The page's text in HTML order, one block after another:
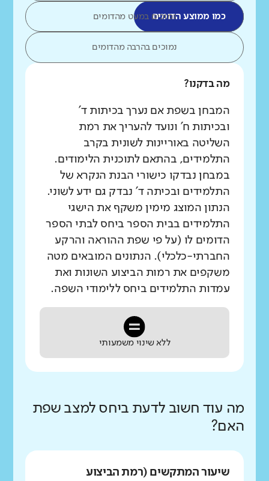
כמו ממוצע הדומיםנמוכים במעט מהדומים
נמוכים בהרבה מהדומים
מה בדקנו?
המבחן בשפת אם נערך בכיתות ד'
ובכיתות ח' ונועד להעריך את רמת
השליטה באוריינות לשונית בקרב
התלמידים, בהתאם לתוכנית הלימודים.
במבחן נבדקו כישורי הבנת הנקרא של
התלמידים ובכיתה ד' נבדק גם ידע לשוני.
הנתון המוצג מימין משקף את הישגי
התלמידים בבית הספר ביחס לבתי הספר
הדומים לו (על פי שפת ההוראה והרקע
החברתי-כלכלי). הנתונים המובאים מטה
משקפים את רמות הביצוע השונות ואת
עמדות התלמידים ביחס ללימודי השפה.
ללא שינוי משמעותי
מה עוד חשוב לדעת ביחס למצב שפת
האם?
שיעור המתקשים (רמת הביצוע